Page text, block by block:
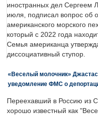
иностранных дел Сергеем
июля, подписал вопрос об
американского морского
который с 2022 года
Семья американца
диссоциативный ступор.
«Веселый молочник»
уведомление ФМС о
Переехавший в Россию из
хорошо известный как